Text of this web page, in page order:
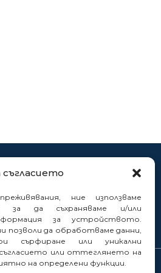
съгласието
ние използваме
за да съхраняваме и/или
за устройството.
позволи да обработваме данни,
сърфиране или уникални
или оттеглянето на
на определени функции.